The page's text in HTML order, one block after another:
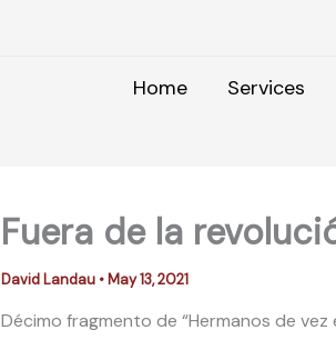
Home Services
Fuera de la
David Landau • May 13, 2021
Décimo fragmento de “Hermanos de vez